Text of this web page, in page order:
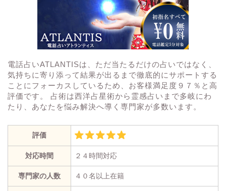
電話占いATLANTISは、ただ当たるだけの占いではなく、
気持ちに寄り添って結果が出るまで徹底的にサポートする
ことにフォーカスしているため、お客様満足度９７％と高
評価です。 占術は西洋占星術から霊感占いまで多岐にわ
たり、あなたを悩み解決へ導く専門家が多数います。
評価
対応時間 ２４時間対応
専門家の人数 ４０名以上在籍